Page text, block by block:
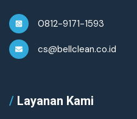
0812-9171-1593
cs@bellclean.co.id
/ Layanan Kami